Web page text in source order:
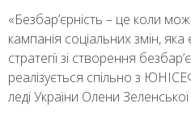
«Безбар’єрність – це коли
кампанія соціальних змін,
стратегії зі створення
реалізується спільно з
леді України Олени Зеленської